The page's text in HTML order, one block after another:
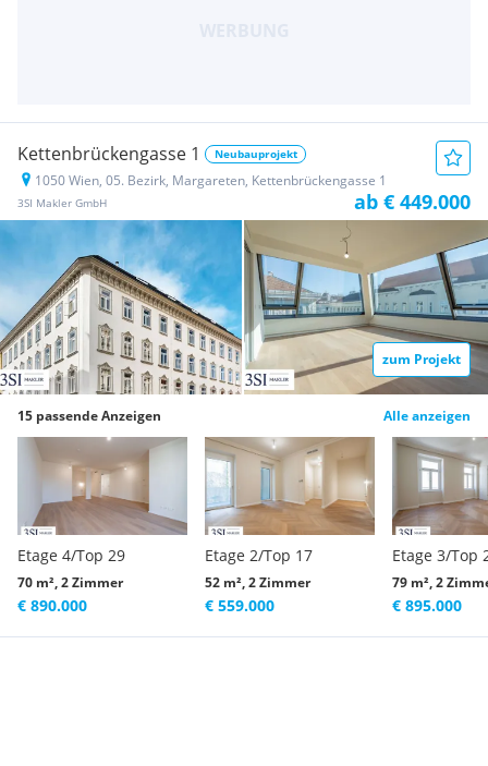
Kettenbrückengasse 1 Neubauprojekt
1050 Wien, 05. Bezirk, Margareten, Kettenbrückengasse 1
3SI Makler GmbH ab € 449.000
zum Projekt
15 passende Anzeigen Alle anzeigen
Etage 4/Top 29
70 m², 2 Zimmer
€ 890.000
Etage 2/Top 17
52 m², 2 Zimmer
€ 559.000
Etage 3/Top
79 m², 2
€ 895.000